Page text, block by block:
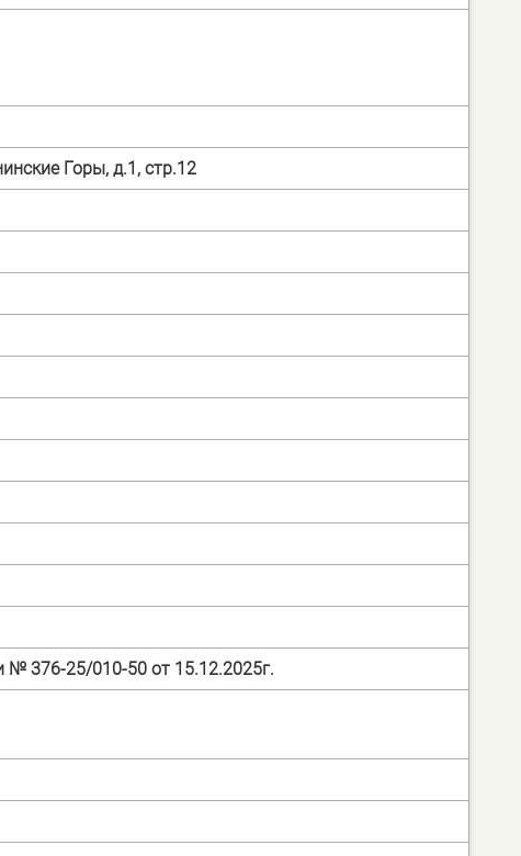
Горы, д.1, стр.12
№ 376-25/010-50 от 15.12.2025г.